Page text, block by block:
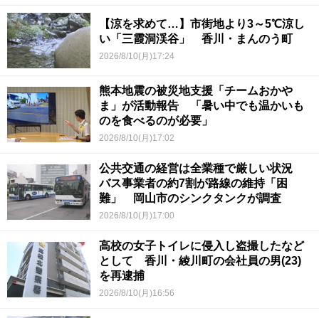
【涼を求めて…】市街地より3～5℃涼し
い「三霞洞渓谷」 香川・まんのう町
2026/8/10(月)17:24
熊本地震の被災地支援「チームおかや
ま」が活動報告 「暑い中でも温かいも
のを食べるのが必要」
2026/8/10(月)17:02
公共交通の経営は全業種で厳しい状況
バス事業者の約7割が路線の維持「困
難」 岡山市のシンクタンクが調査
2026/8/10(月)17:00
高校の女子トイレに侵入し盗撮したなど
として 香川・綾川町の会社員の男(23)
を再逮捕
2026/8/10(月)16:56